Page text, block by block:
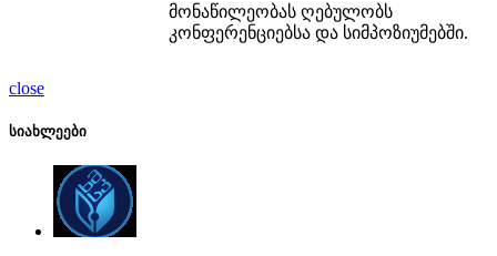
მონაწილეობას ღებულობს
კონფერენციებსა და სიმპოზიუმებში.
close
სიახლეები